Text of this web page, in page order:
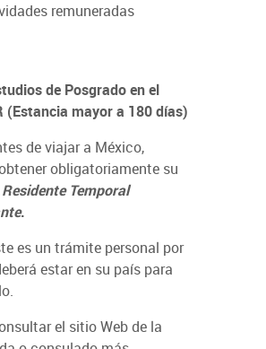
remuneradas
de Posgrado en el
(Estancia mayor a 180 días)
de viajar a México,
obligatoriamente su
Residente Temporal
.
es un trámite personal por
estar en su país para
el sitio Web de la